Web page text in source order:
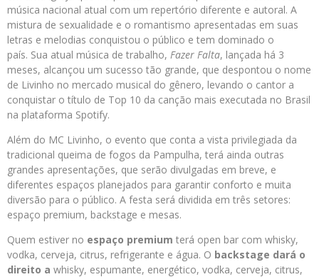
música nacional atual com um repertório diferente e autoral. A
mistura de sexualidade e o romantismo apresentadas em suas
letras e melodias conquistou o público e tem dominado o
país. Sua atual música de trabalho, Fazer Falta, lançada há 3
meses, alcançou um sucesso tão grande, que despontou o nome
de Livinho no mercado musical do gênero, levando o cantor a
conquistar o título de Top 10 da canção mais executada no Brasil
na plataforma Spotify.
Além do MC Livinho, o evento que conta a vista privilegiada da
tradicional queima de fogos da Pampulha, terá ainda outras
grandes apresentações, que serão divulgadas em breve, e
diferentes espaços planejados para garantir conforto e muita
diversão para o público. A festa será dividida em três setores:
espaço premium, backstage e mesas.
Quem estiver no espaço premium terá open bar com whisky,
vodka, cerveja, citrus, refrigerante e água. O backstage dará o
direito a whisky, espumante, energético, vodka, cerveja, citrus,